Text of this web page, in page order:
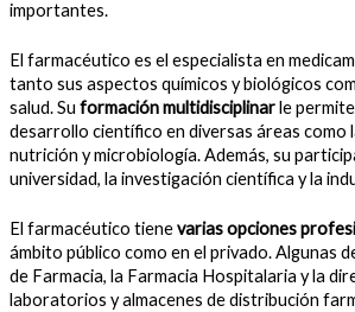
importantes.
El farmacéutico es el especialista en
tanto sus aspectos químicos y biológicos
salud. Su formación multidisciplinarle
desarrollo científico en diversas áreas como
nutrición y microbiología. Además, su
universidad, la investigación científica y la
El farmacéutico tienevarias opciones
ámbito público como en el privado. Algunas
de Farmacia, la Farmacia Hospitalaria y la
laboratorios y almacenes de distribución